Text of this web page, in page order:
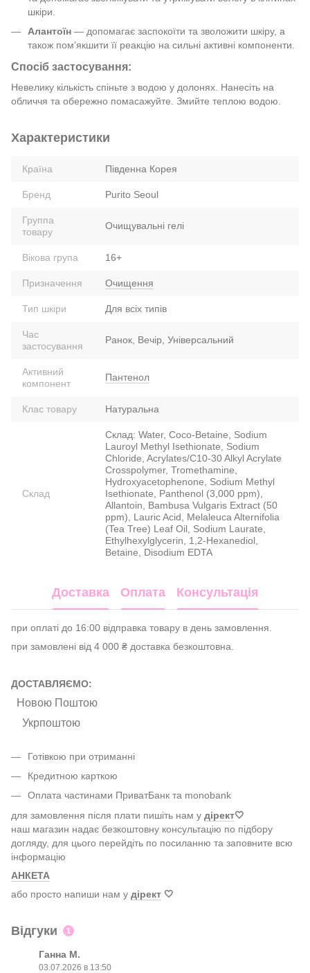
шкіри.
Алантоїн — допомагає заспокоїти та зволожити шкіру, а
також пом’якшити її реакцію на сильні активні компоненти.
Спосіб застосування:
Невелику кількість спіньте з водою у долонях. Нанесіть на
обличчя та обережно помасажуйте. Змийте теплою водою.
Характеристики
Країна Південна Корея
Бренд Purito Seoul
Группа
товару
Очищувальні гелі
Вікова група 16+
Призначення Очищення
Тип шкіри Для всіх типів
Час
застосування
Ранок, Вечір, Універсальний
Активний
компонент
Пантенол
Клас товару Натуральна
Склад
Склад: Water, Coco-Betaine, Sodium
Lauroyl Methyl Isethionate, Sodium
Chloride, Acrylates/C10-30 Alkyl Acrylate
Crosspolymer, Tromethamine,
Hydroxyacetophenone, Sodium Methyl
Isethionate, Panthenol (3,000 ppm),
Allantoin, Bambusa Vulgaris Extract (50
ppm), Lauric Acid, Melaleuca Alternifolia
(Tea Tree) Leaf Oil, Sodium Laurate,
Ethylhexylglycerin, 1,2-Hexanediol,
Betaine, Disodium EDTA
Доставка Оплата Консультація
при оплаті до 16:00 відправка товару в день замовлення.
при замовлені від 4 000 ₴ доставка безкоштовна.
ДОСТАВЛЯЄМО:
Новою Поштою
Укрпоштою
Готівкою при отриманні
Кредитною карткою
Оплата частинами ПриватБанк та monobank
для замовлення після плати пишіть нам у дірект🤍
наш магазин надає безкоштовну консультацію по підбору
догляду, для цього перейдіть по посиланню та заповните всю
інформацію
АНКЕТА
або просто напиши нам у дірект 🤍
Відгуки 1
Ганна М.
03.07.2026 в 13:50